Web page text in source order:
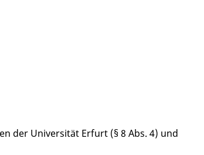
der Universität Erfurt (§ 8 Abs. 4) und